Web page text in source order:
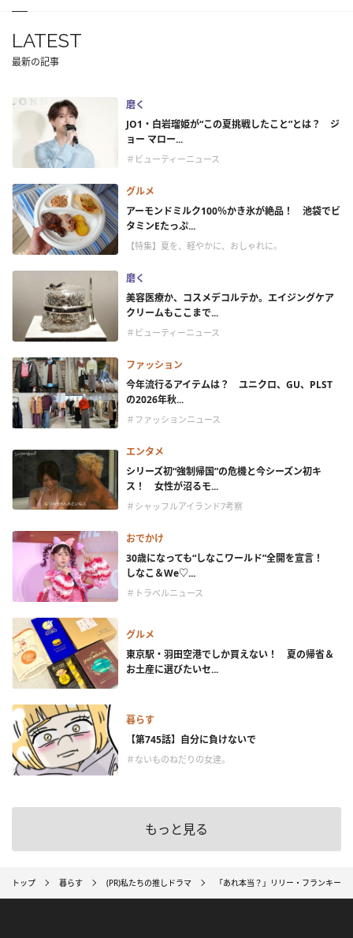
LATEST
最新の記事
磨く
JO1・白岩瑠姫が“この夏挑戦したこと”とは？ ジ
ョー マロー...
＃ビューティーニュース
グルメ
アーモンドミルク100％かき氷が絶品！ 池袋でビ
タミンEたっぷ...
【特集】夏を、軽やかに、おしゃれに。
磨く
美容医療か、コスメデコルテか。エイジングケア
クリームもここまで...
＃ビューティーニュース
ファッション
今年流行るアイテムは？ ユニクロ、GU、PLST
の2026年秋...
＃ファッションニュース
エンタメ
シリーズ初“強制帰国”の危機と今シーズン初キ
ス！ 女性が沼るモ...
＃シャッフルアイランド7考察
おでかけ
30歳になっても“しなこワールド”全開を宣言！
しなこ＆We♡...
＃トラベルニュース
グルメ
東京駅・羽田空港でしか買えない！ 夏の帰省＆
お土産に選びたいセ...
暮らす
【第745話】自分に負けないで
＃ないものねだりの女達。
もっと見る
トップ 暮らす (PR)私たちの推しドラマ 「あれ本当？」リリー・フランキー